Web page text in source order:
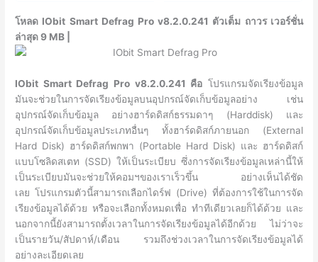
โหลด IObit Smart Defrag Pro v8.2.0.241 ตัวเต็ม ถาวร เวอร์ชั่น
ล่าสุด 9 MB |
IObit Smart Defrag Pro v8.2.0.241 คือ โปรแกรมจัดเรียงข้อมูล
มันจะช่วยในการจัดเรียงข้อมูลบนอุปกรณ์จัดเก็บข้อมูลอย่าง เช่น
อุปกรณ์จัดเก็บข้อมูล อย่างฮาร์ดดิสก์ธรรมดาๆ (Harddisk) และ
อุปกรณ์จัดเก็บข้อมูลประเภทอื่นๆ ทั้งฮาร์ดดิสก์ภายนอก (External
Hard Disk) ฮาร์ดดิสก์พกพา (Portable Hard Disk) และ ฮาร์ดดิสก์
แบบโซลิดสเตท (SSD) ให้เป็นระเบียบ ซึ่งการจัดเรียงข้อมูลเหล่านี้ให้
เป็นระเบียบมันจะช่วยให้คอมฯของเราเร็วขึ้น อย่างเห็นได้ชัด
เลย โปรแกรมตัวนี้สามารถเลือกไดร์ฟ (Drive) ที่ต้องการใช้ในการจัด
เรียงข้อมูลได้ด้วย หรือจะเลือกทั้งหมดเพื่อ ทำทีเดียวเลยก็ได้ด้วย และ
นอกจากนี้ยังสามารถตั้งเวลาในการจัดเรียงข้อมูลได้อีกด้วย ไม่ว่าจะ
เป็นรายวัน/สัปดาห์/เดือน รวมถึงช่วงเวลาในการจัดเรียงข้อมูลได้
อย่างละเอียดเลย